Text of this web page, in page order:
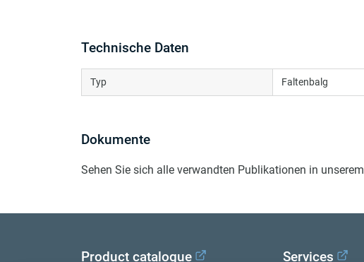
Technische Daten
Typ Faltenbalg
Dokumente
Sehen Sie sich alle verwandten Publikationen in unserem
Product catalogue Services